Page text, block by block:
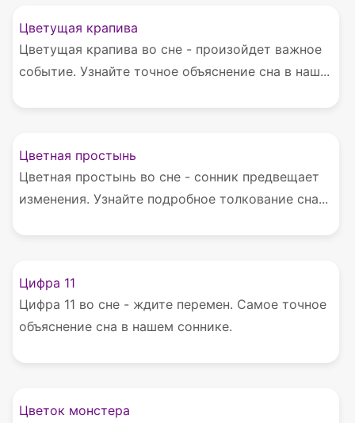
Цветущая крапива
Цветущая крапива во сне - произойдет важное
событие. Узнайте точное объяснение сна в наш...
Цветная простынь
Цветная простынь во сне - сонник предвещает
изменения. Узнайте подробное толкование сна...
Цифра 11
Цифра 11 во сне - ждите перемен. Самое точное
объяснение сна в нашем соннике.
Цветок монстера